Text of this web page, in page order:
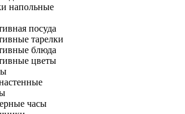
напольные
посуда
тарелки
блюда
цветы
часы